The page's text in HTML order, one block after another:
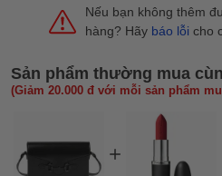
Nếu bạn không thêm
hàng? Hãy báo lỗi cho
Sản phẩm thường mua
(Giảm 20.000 đ với mỗi sản phẩm